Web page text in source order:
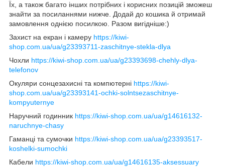
Їх, а також багато інших потрібних і корисних позицій зможеш
знайти за посиланнями нижче. Додай до кошика й отримай
замовлення однією посилкою. Разом вигідніше:)
Захист на екран і камеру https://kiwi-
shop.com.ua/ua/g23393711-zaschitnye-stekla-dlya
Чохли https://kiwi-shop.com.ua/ua/g23393698-chehly-dlya-
telefonov
Окуляри сонцезахисні та компютерні https://kiwi-
shop.com.ua/ua/g23393141-ochki-solntsezaschitnye-
kompyuternye
Наручний годинник https://kiwi-shop.com.ua/ua/g14616132-
naruchnye-chasy
Гаманці та сумочки https://kiwi-shop.com.ua/ua/g23393517-
koshelki-sumochki
Кабели https://kiwi-shop.com.ua/ua/g14616135-aksessuary